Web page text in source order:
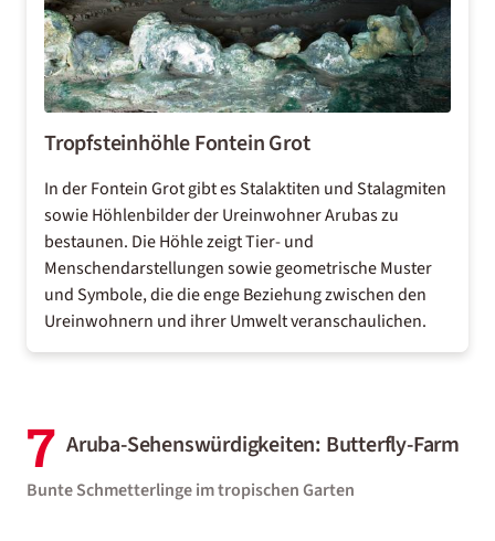
Tropfsteinhöhle Fontein Grot
In der Fontein Grot gibt es Stalaktiten und Stalagmiten
sowie Höhlenbilder der Ureinwohner Arubas zu
bestaunen. Die Höhle zeigt Tier- und
Menschendarstellungen sowie geometrische Muster
und Symbole, die die enge Beziehung zwischen den
Ureinwohnern und ihrer Umwelt veranschaulichen.
7 Aruba-Sehenswürdigkeiten: Butterfly-Farm
Bunte Schmetterlinge im tropischen Garten